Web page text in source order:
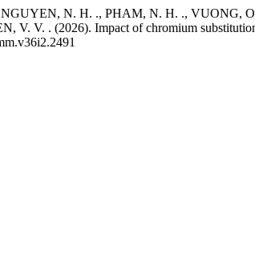
N. H. ., PHAM, N. H. ., VUONG,
. (2026). Impact of chromium substitution